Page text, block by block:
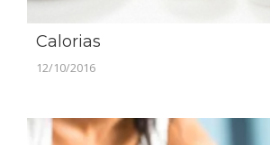
Calorias
12/10/2016